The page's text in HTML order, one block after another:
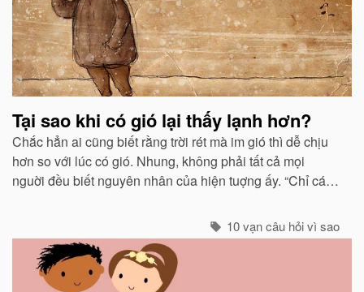
Tại sao khi có gió lại thấy lạnh hơn?
Chắc hẳn ai cũng biết rằng trời rét mà im gió thì dễ chịu
hơn so với lúc có gió. Nhung, không phải tất cả mọi
nguời đều biết nguyên nhân của hiện tuợng ấy. “Chỉ các
10 vạn câu hỏi vì sao